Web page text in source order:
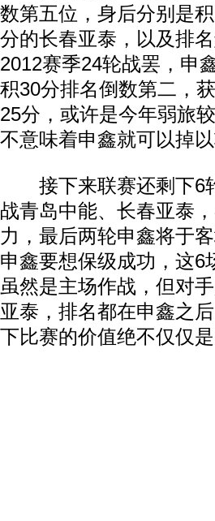
数第五位，身后分别是
分的长春亚泰，以及排
2012赛季24轮战罢，申
积30分排名倒数第二，
25分，或许是今年弱旅
不意味着申鑫就可以掉以
接下来联赛还剩下6
战青岛中能、长春亚泰
力，最后两轮申鑫将于
申鑫要想保级成功，这6
虽然是主场作战，但对
亚泰，排名都在申鑫之
下比赛的价值绝不仅仅是